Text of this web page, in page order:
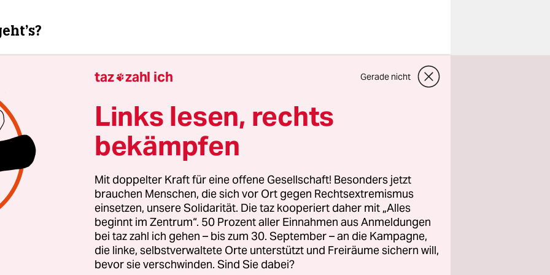
aufgrund von Hitze sterben, liegen meist
zugrunde, die durch hohe Temperaturen verstärkt
Kreislauf-Erkrankungen etwa. Durch den Klimawandel
Sommer immer heißer, ganz Europa erlebt immer
Der Sommer 2022 war der heißeste seit
Jahr 1500
nennen das den „Urbanen
taz zahl ich Gerade nicht
Links lesen, rechts
bekämpfen
Mit doppelter Kraft für eine offene Gesellschaft! Besonders jetzt
brauchen Menschen, die sich vor Ort gegen Rechtsextremismus
einsetzen, unsere Solidarität. Die taz kooperiert daher mit „Alles
beginnt im Zentrum“. 50 Prozent aller Einnahmen aus Anmeldungen
bei taz zahl ich gehen – bis zum 30. September – an die Kampagne,
die linke, selbstverwaltete Orte unterstützt und Freiräume sichern will,
bevor sie verschwinden. Sind Sie dabei?